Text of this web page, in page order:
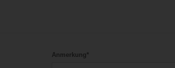
Anmerkung*